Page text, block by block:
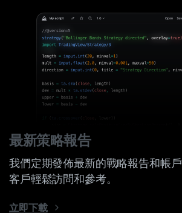
最新策略報告
我們定期發佈最新的戰略報告和帳
客戶輕鬆訪問和參考。
立即下載